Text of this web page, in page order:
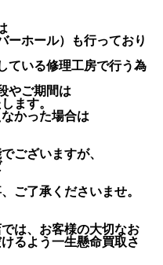
ーホール）も行っており
ている修理工房で行う為
やご期間は
ます。
かった場合は
ございますが、
ご了承くださいませ。
は、お客様の大切なお
るよう一生懸命買取さ